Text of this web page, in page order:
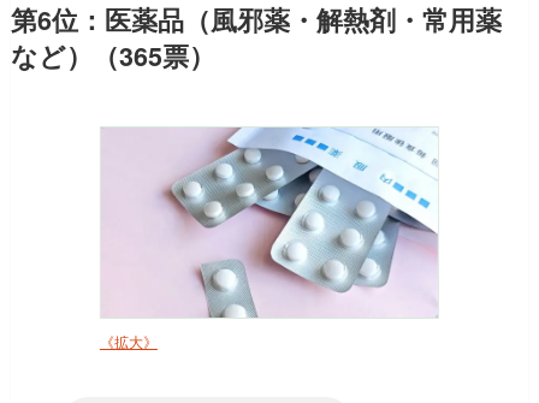
第6位：医薬品（風邪薬・解熱剤・常用薬
など）（365票）
《拡大》